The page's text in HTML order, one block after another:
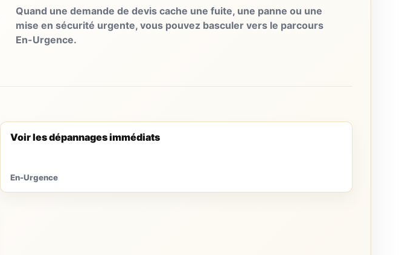
Quand une demande de devis cache une fuite, une panne ou une
mise en sécurité urgente, vous pouvez basculer vers le parcours
En-Urgence.
Voir les dépannages immédiats
En-Urgence